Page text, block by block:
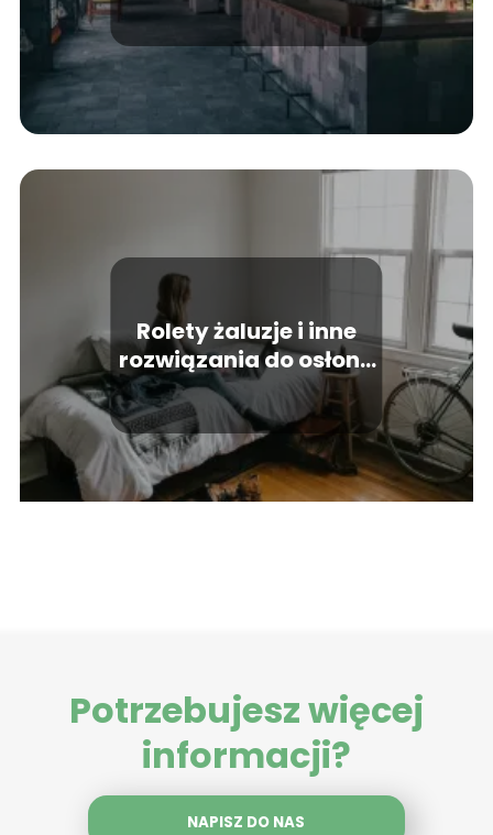
Rolety żaluzje i inne
rozwiązania do osłony
okien
Potrzebujesz więcej
informacji?
NAPISZ DO NAS